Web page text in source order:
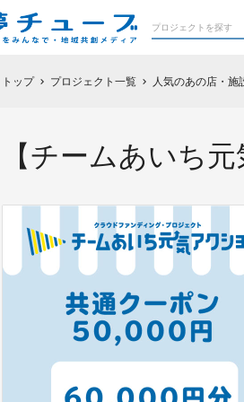
トップ chevron_right プロジェクト一覧 chevron_right 人気のあの店・施
【チームあいち